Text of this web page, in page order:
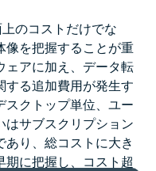
のコストだけでな
像を把握することが重
ェアに加え、データ転
する追加費用が発生す
スクトップ単位、ユー
はサブスクリプション
り、総コストに大き
期に把握し、コスト超